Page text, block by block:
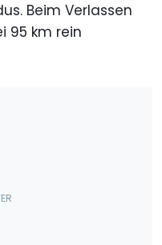
Beim Verlassen
95 km rein